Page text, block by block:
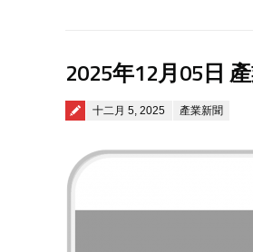
2025年12月05日
Posted on
十二月 5, 2025 產業新聞